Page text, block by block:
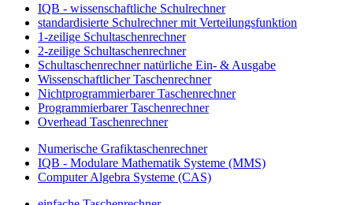
IQB - wissenschaftliche Schulrechner
standardisierte Schulrechner mit Verteilungsfunktion
1-zeilige Schultaschenrechner
2-zeilige Schultaschenrechner
Schultaschenrechner natürliche Ein- & Ausgabe
Wissenschaftlicher Taschenrechner
Nichtprogrammierbarer Taschenrechner
Programmierbarer Taschenrechner
Overhead Taschenrechner
Numerische Grafiktaschenrechner
IQB - Modulare Mathematik Systeme (MMS)
Computer Algebra Systeme (CAS)